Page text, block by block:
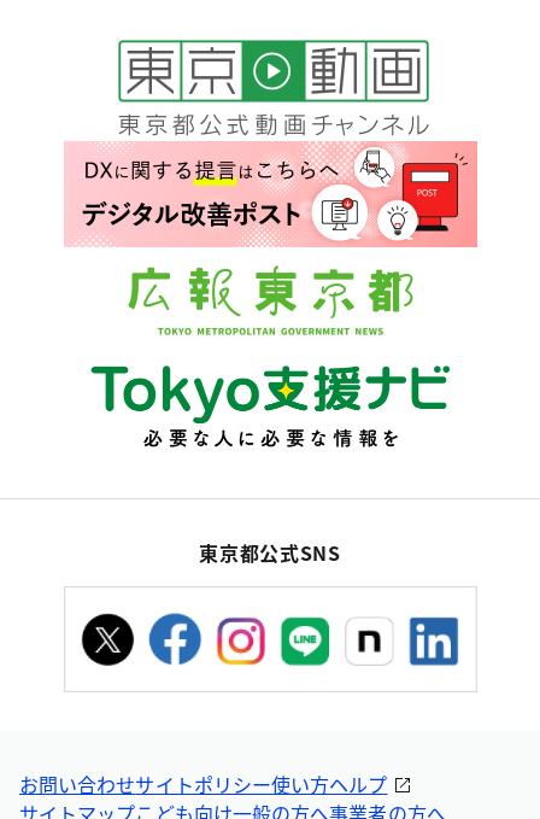
東京都公式SNS
お問い合わせサイトポリシー使い方ヘルプ
サイトマップこども向け一般の方へ事業者の方へ